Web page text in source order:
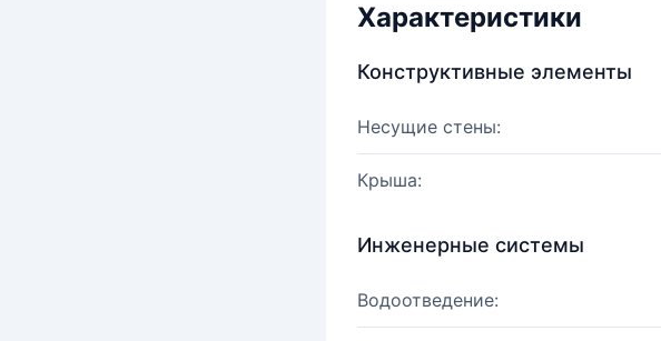
Характеристики
Конструктивные элементы
Несущие стены:
Крыша:
Инженерные системы
Водоотведение: